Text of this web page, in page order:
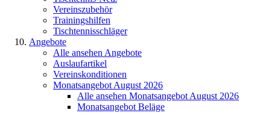
Vereinszubehör
Trainingshilfen
Tischtennisschläger
Angebote
Alle ansehen Angebote
Auslaufartikel
Vereinskonditionen
Monatsangebot August 2026
Alle ansehen Monatsangebot August 2026
Monatsangebot Beläge